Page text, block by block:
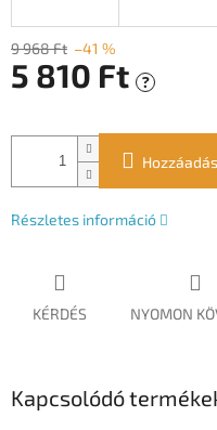
9 968 Ft –41 %
5 810 Ft ?
Részletes információ
KÉRDÉS NYOMON
Kapcsolódó